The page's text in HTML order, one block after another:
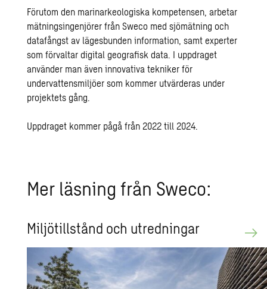
Förutom den marinarkeologiska kompetensen, arbetar
mätningsingenjörer från Sweco med sjömätning och
datafångst av lägesbunden information, samt experter
som förvaltardigital geografisk data . I uppdraget
använder man även innovativa tekniker för
undervattensmiljöer som kommer utvärderas under
projektets gång.
Uppdraget kommer pågå från 2022 till 2024.
Mer läs­ning från Sweco:
Mil­jö­till­stånd och ut­red­ning­ar